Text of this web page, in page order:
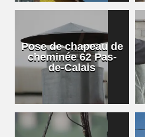
Pose de chapeau de
cheminée 62 Pas-
de-Calais